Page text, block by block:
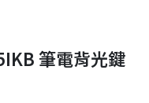
筆電背光鍵